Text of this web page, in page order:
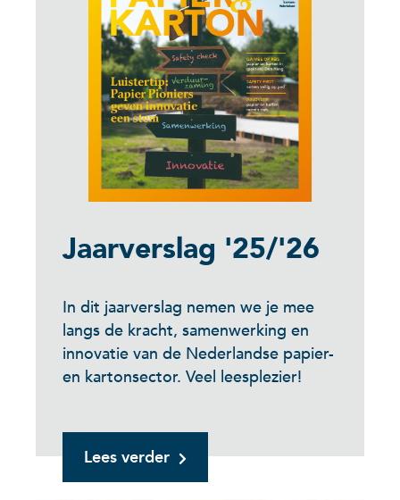
Jaarverslag '25/'26
In dit jaarverslag nemen we je mee
langs de kracht, samenwerking en
innovatie van de Nederlandse papier-
en kartonsector. Veel leesplezier!
Lees verder